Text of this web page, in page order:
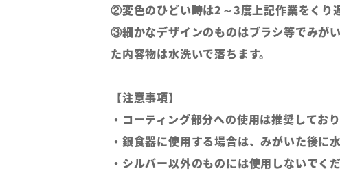
②変色のひどい時は2～3度上記作業をくり
③細かなデザインのものはブラシ等でみが
た内容物は水洗いで落ちます。
【注意事項】
・コーティング部分への使用は推奨しており
・銀食器に使用する場合は、みがいた後に
・シルバー以外のものには使用しないでくだ